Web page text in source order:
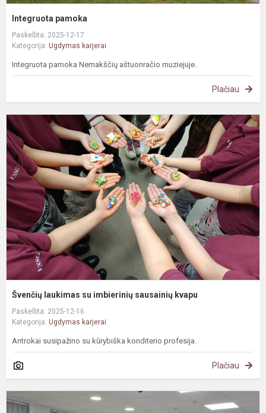
Integruota pamoka
Paskelbta: 2025-12-17
Kategorija: Ugdymas karjerai
Integruota pamoka Nemakščių aštuonračio muziejuje.
Plačiau
Švenčių laukimas su imbierinių sausainių kvapu
Paskelbta: 2025-12-16
Kategorija: Ugdymas karjerai
Antrokai susipažino su kūrybiška konditerio profesija.
Plačiau